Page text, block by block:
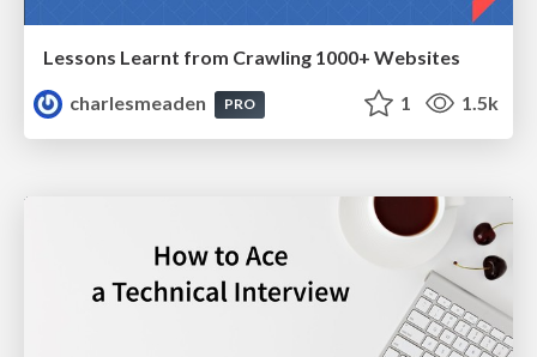
Lessons Learnt from Crawling 1000+ Websites
charlesmeaden
PRO 1 1.5k